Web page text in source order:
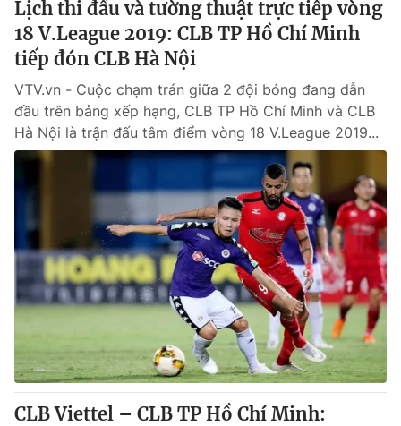
Lịch thi đấu và tường thuật trực tiếp vòng
18 V.League 2019: CLB TP Hồ Chí Minh
tiếp đón CLB Hà Nội
VTV.vn - Cuộc chạm trán giữa 2 đội bóng đang dẫn
đầu trên bảng xếp hạng, CLB TP Hồ Chí Minh và CLB
Hà Nội là trận đấu tâm điểm vòng 18 V.League 2019...
CLB Viettel – CLB TP Hồ Chí Minh: